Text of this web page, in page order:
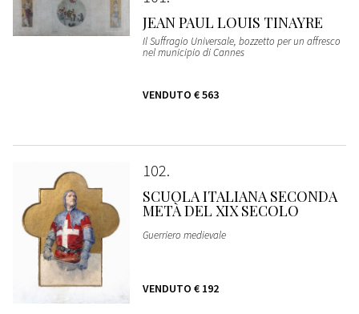
JEAN PAUL LOUIS TINAYRE
Il Suffragio Universale, bozzetto per un affresco
nel municipio di Cannes
VENDUTO € 563
102
SCUOLA ITALIANA SECONDA
METÀ DEL XIX SECOLO
Guerriero medievale
VENDUTO € 192